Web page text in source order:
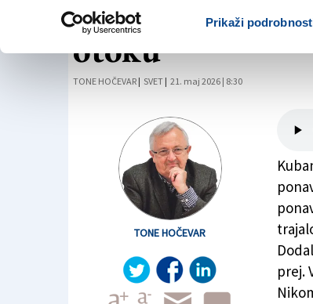
Prikaži
POMISLEKI:
otoku
TONE HOČEVAR | SVET | 21. maj 2026 | 8:30
prej.
TONE HOČEVAR